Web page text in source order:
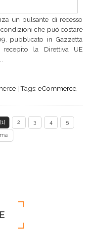
un pulsante di recesso
che può costare
pubblicato in Gazzetta
la Direttiva UE
| Tags: eCommerce
[1] 2 3 4
5